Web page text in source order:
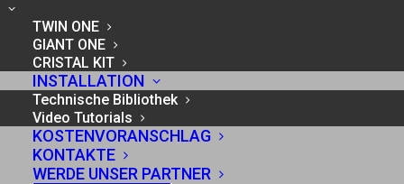
TWIN ONE
GIANT ONE
CRISTAL KIT
INSTALLATION
Technische Bibliothek
Video Tutorials
KOSTENVORANSCHLAG
KONTAKTE
WERDE UNSER PARTNER
COPYRIGHT POLICY
Der gesamte Inhalt der Website, Texte und Fotos,
sind vollständig urheberrechtlich geschützt und
können daher in keiner Weise reproduziert